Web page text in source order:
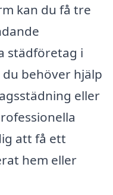
kan du få tre
städföretag i
behöver hjälp
eller
att få ett
hem eller